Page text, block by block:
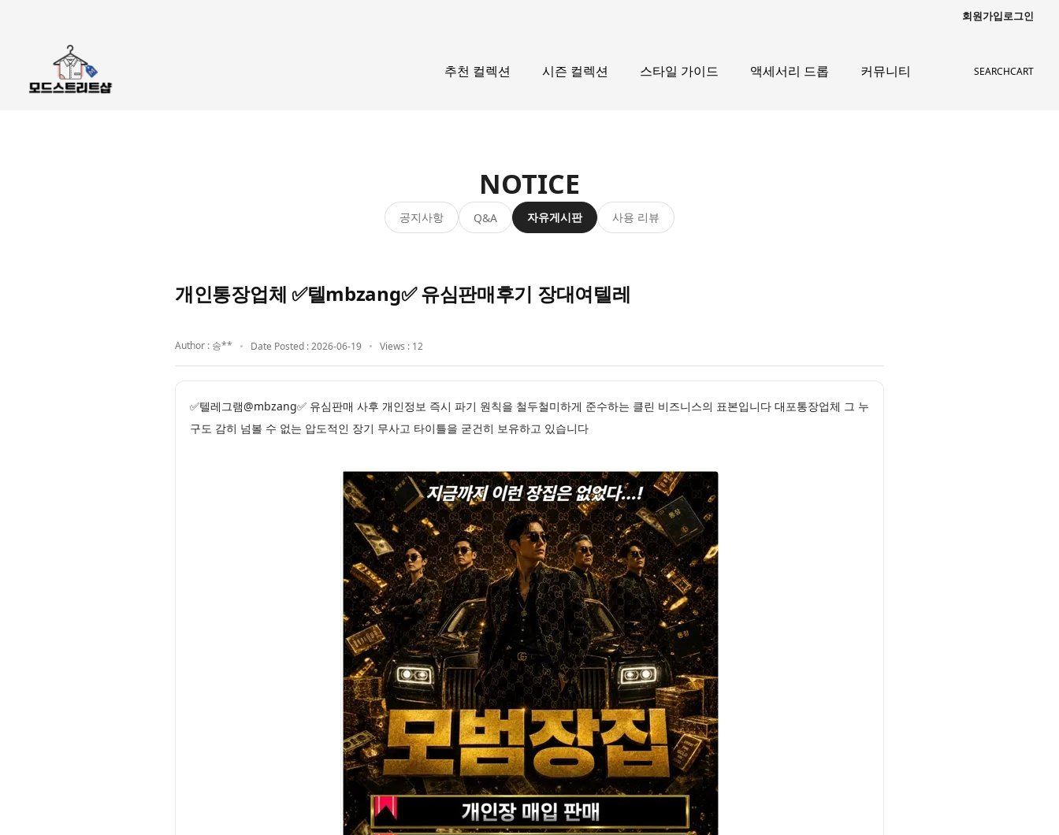
회원가입로그인
추천 컬렉션 시즌 컬렉션 스타일 가이드 액세서리 드롭 커뮤니티 SEARCHCART
NOTICE
공지사항 Q&A 자유게시판 사용 리뷰
개인통장업체 ✅텔mbzang✅ 유심판매후기 장대여텔레
Author : 송** Date Posted : 2026-06-19 Views : 12
✅텔레그램@mbzang✅ 유심판매 사후 개인정보 즉시 파기 원칙을 철두철미하게 준수하는 클린 비즈니스의 표본입니다 대포통장업체 그 누
구도 감히 넘볼 수 없는 압도적인 장기 무사고 타이틀을 굳건히 보유하고 있습니다